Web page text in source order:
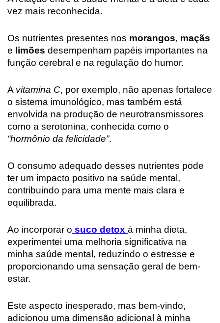
vez mais reconhecida.
Os nutrientes presentes nos morangos, maçãs
e limões desempenham papéis importantes na
função cerebral e na regulação do humor.
A vitamina C, por exemplo, não apenas fortalece
o sistema imunológico, mas também está
envolvida na produção de neurotransmissores
como a serotonina, conhecida como o
“hormônio da felicidade”.
O consumo adequado desses nutrientes pode
ter um impacto positivo na saúde mental,
contribuindo para uma mente mais clara e
equilibrada.
Ao incorporar o suco detox à minha dieta,
experimentei uma melhoria significativa na
minha saúde mental, reduzindo o estresse e
proporcionando uma sensação geral de bem-
estar.
Este aspecto inesperado, mas bem-vindo,
adicionou uma dimensão adicional à minha